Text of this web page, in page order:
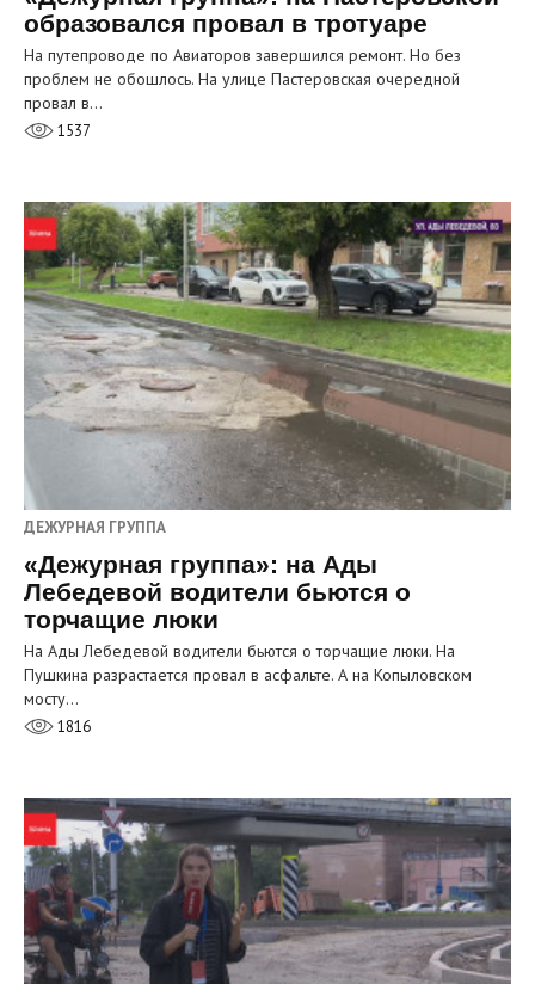
образовался провал в тротуаре
На путепроводе по Авиаторов завершился ремонт. Но без
проблем не обошлось. На улице Пастеровская очередной
провал в…
1537
ДЕЖУРНАЯ ГРУППА
«Дежурная группа»: на Ады
Лебедевой водители бьются о
торчащие люки
На Ады Лебедевой водители бьются о торчащие люки. На
Пушкина разрастается провал в асфальте. А на Копыловском
мосту…
1816